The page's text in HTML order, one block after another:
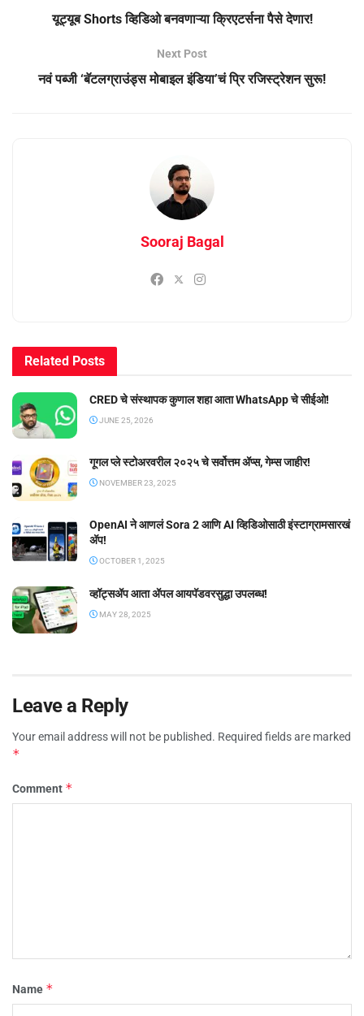
यूट्यूब Shorts व्हिडिओ बनवणाऱ्या क्रिएटर्सना पैसे देणार!
Next Post
नवं पब्जी ‘बॅटलग्राउंड्स मोबाइल इंडिया’चं प्रि रजिस्ट्रेशन सुरू!
Sooraj Bagal
Related Posts
CRED चे संस्थापक कुणाल शहा आता WhatsApp चे सीईओ!
JUNE 25, 2026
गूगल प्ले स्टोअरवरील २०२५ चे सर्वोत्तम ॲप्स, गेम्स जाहीर!
NOVEMBER 23, 2025
OpenAI ने आणलं Sora 2 आणि AI व्हिडिओसाठी इंस्टाग्रामसारखं
अ‍ॅप!
OCTOBER 1, 2025
व्हॉट्सॲप आता ॲपल आयपॅडवरसुद्धा उपलब्ध!
MAY 28, 2025
Leave a Reply
Your email address will not be published. Required fields are marked
*
Comment *
Name *